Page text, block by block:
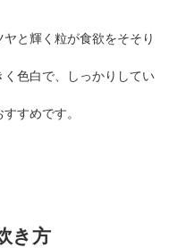
と輝く粒が食欲をそそり
色白で、しっかりしてい
すめです。
き方